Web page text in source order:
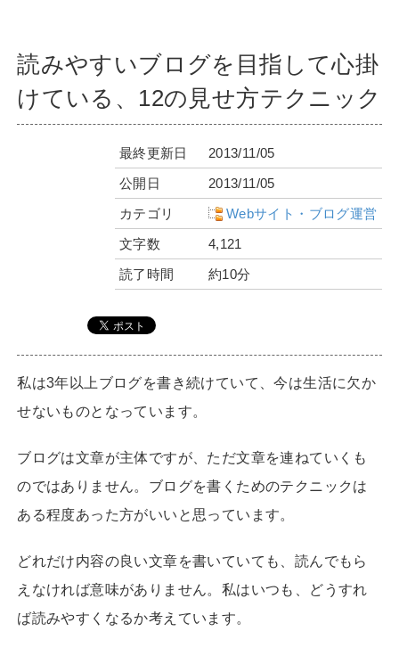
読みやすいブログを目指して心掛
けている、12の見せ方テクニック
最終更新日
2013/11/05
公開日
2013/11/05
カテゴリ
Webサイト・ブログ運営
文字数
4,121
読了時間
約10分
私は3年以上ブログを書き続けていて、今は生活に欠か
せないものとなっています。
ブログは文章が主体ですが、ただ文章を連ねていくも
のではありません。ブログを書くためのテクニックは
ある程度あった方がいいと思っています。
どれだけ内容の良い文章を書いていても、読んでもら
えなければ意味がありません。私はいつも、どうすれ
ば読みやすくなるか考えています。